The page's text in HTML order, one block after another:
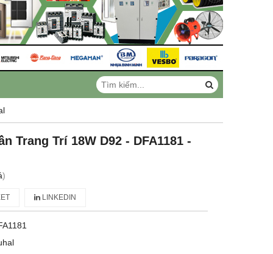
Trang Trí 18W D92 - DFA1181 -
)
LINKEDIN